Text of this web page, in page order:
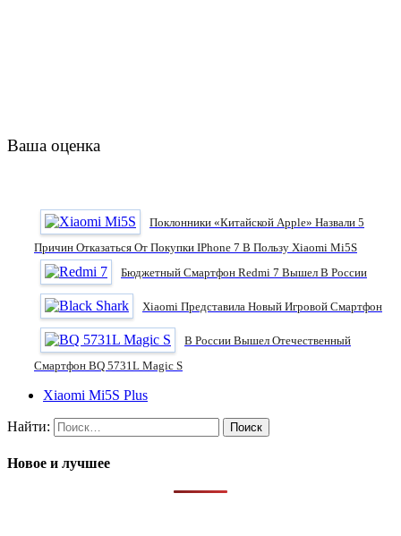
Ваша оценка
Поклонники «китайской Apple» Назвали 5
Причин Отказаться От Покупки IPhone 7 В Пользу Xiaomi Mi5S
Бюджетный Смартфон Redmi 7 Вышел В России
Xiaomi Представила Новый Игровой Смартфон
В России Вышел Отечественный
Смартфон BQ 5731L Magic S
Xiaomi Mi5S Plus
Найти:
Новое и лучшее